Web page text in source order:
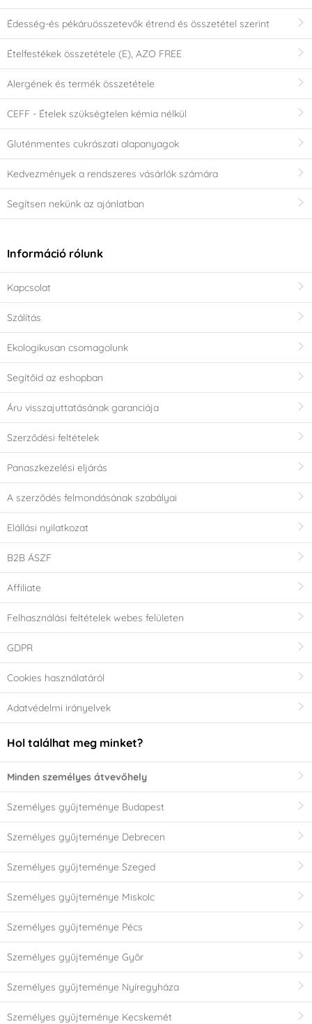
Édesség-és pékáruösszetevők étrend és összetétel szerint
Ételfestékek összetétele (E), AZO FREE
Alergének és termék összetétele
CEFF - Ételek szükségtelen kémia nélkül
Gluténmentes cukrászati alapanyagok
Kedvezmények a rendszeres vásárlók számára
Segítsen nekünk az ajánlatban
Információ rólunk
Kapcsolat
Szálítás
Ekologikusan csomagolunk
Segítőid az eshopban
Áru visszajuttatásának garanciája
Szerződési feltételek
Panaszkezelési eljárás
A szerződés felmondásának szabályai
Elállási nyilatkozat
B2B ÁSZF
Affiliate
Felhasználási feltételek webes felületen
GDPR
Cookies használatáról
Adatvédelmi irányelvek
Hol találhat meg minket?
Minden személyes átvevőhely
Személyes gyűjteménye Budapest
Személyes gyűjteménye Debrecen
Személyes gyűjteménye Szeged
Személyes gyűjteménye Miskolc
Személyes gyűjteménye Pécs
Személyes gyűjteménye Győr
Személyes gyűjteménye Nyíregyháza
Személyes gyűjteménye Kecskemét